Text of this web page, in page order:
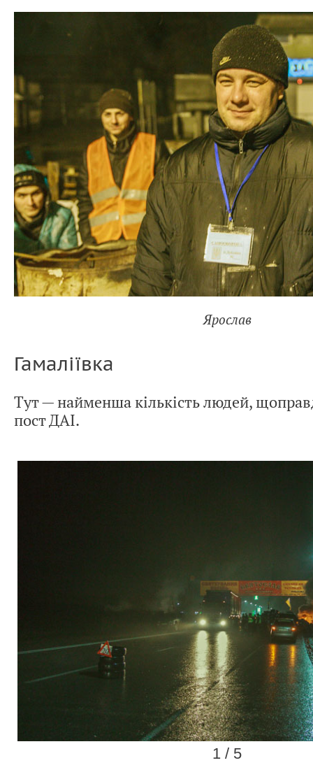
Ярослав
Гамаліївка
Тут — найменша кількість людей,
пост ДАІ.
1 / 5